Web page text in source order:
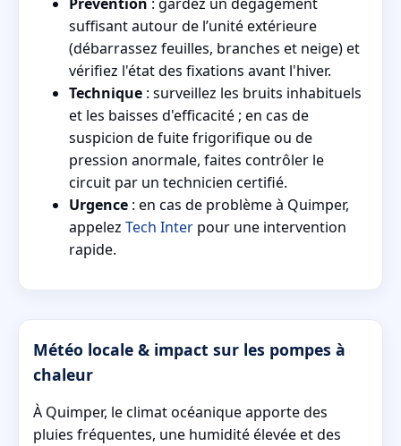
suffisant autour de l’unité extérieure
(débarrassez feuilles, branches et neige) et
vérifiez l'état des fixations avant l'hiver.
Technique : surveillez les bruits inhabituels
et les baisses d'efficacité ; en cas de
suspicion de fuite frigorifique ou de
pression anormale, faites contrôler le
circuit par un technicien certifié.
Urgence : en cas de problème à Quimper,
appelez Tech Inter pour une intervention
rapide.
Météo locale & impact sur les pompes à
chaleur
À Quimper, le climat océanique apporte des
pluies fréquentes, une humidité élevée et des